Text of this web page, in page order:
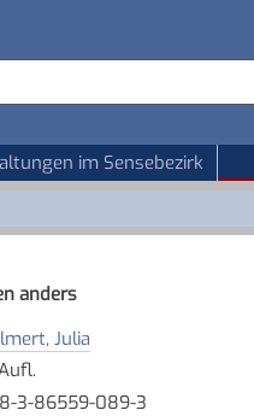
im Sensebezirk
anders
Julia
3-86559-089-3